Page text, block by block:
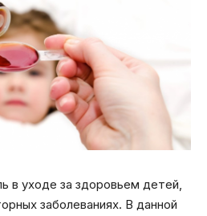
в уходе за здоровьем детей,
заболеваниях. В данной